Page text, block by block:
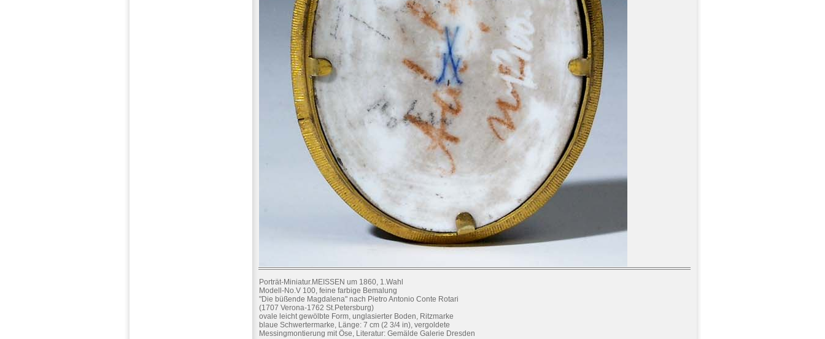
Porträt-Miniatur.MEISSEN um 1860, 1.Wahl
Modell-No.V 100, feine farbige Bemalung
"Die büßende Magdalena" nach Pietro Antonio Conte Rotari
(1707 Verona-1762 St.Petersburg)
ovale leicht gewölbte Form, unglasierter Boden, Ritzmarke
blaue Schwertermarke, Länge: 7 cm (2 3/4 in), vergoldete
Messingmontierung mit Öse, Literatur: Gemälde Galerie Dresden